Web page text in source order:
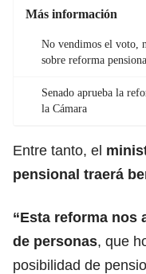
Más información
No vendimos el voto,
sobre reforma
Senado aprueba la
la Cámara
Entre tanto, el
pensional traerá
“Esta reforma nos
de personas, que
posibilidad de